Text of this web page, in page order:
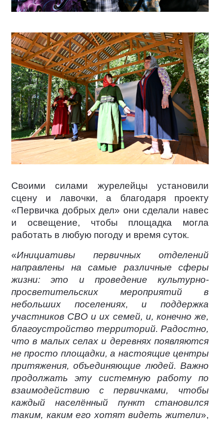
Своими силами журелейцы установили
сцену и лавочки, а благодаря проекту
«Первичка добрых дел» они сделали навес
и освещение, чтобы площадка могла
работать в любую погоду и время суток.
«Инициативы первичных отделений
направлены на самые различные сферы
жизни: это и проведение культурно-
просветительских мероприятий в
небольших поселениях, и поддержка
участников СВО и их семей, и, конечно же,
благоустройство территорий. Радостно,
что в малых селах и деревнях появляются
не просто площадки, а настоящие центры
притяжения, объединяющие людей. Важно
продолжать эту системную работу по
взаимодействию с первичками, чтобы
каждый населённый пункт становился
таким, каким его хотят видеть жители»,